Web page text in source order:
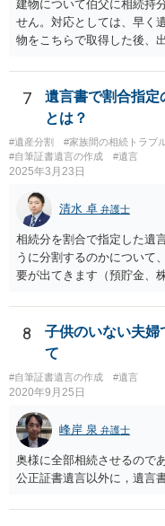
建物について伯父に相続持
せん。対応としては、早く
物をこちらで取得した後、
っていない部分については
ついては、お父様自身が
らめるしかないと思います。
7
遺言書で割合指定
とは？
#遺産分割 #家族間の相続トラブ
#自筆証書遺言の作成
#遺言
2025年3月23日
清水 卓 弁護士
相続分を割合で指定した遺
うに分割するのかについて
要が出てきます（預貯金、
投資信託は他の相続人にと
は、相続人間で遺産分割
8
子供のいない夫婦
て
#自筆証書遺言の作成 #遺言
2020年9月25日
峰岸 泉 弁護士
奥様に全部相続させるので
公正証書遺言以外に，遺言